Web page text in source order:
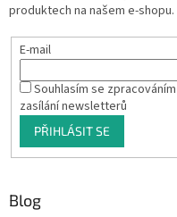
produktech na našem e-shopu.
E-mail
Souhlasím se
zasílání newsletterů
PŘIHLÁSIT SE
Blog